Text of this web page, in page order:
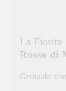
La Fiorita
Rosso di
Gemaakt